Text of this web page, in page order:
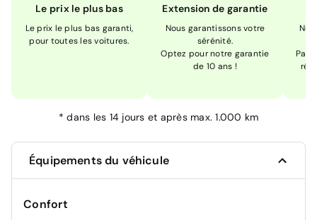
Le prix le plus bas
Le prix le plus bas garanti,
pour toutes les voitures.
Extension de garantie
Nous garantissons votre
sérénité.
Optez pour notre garantie
de 10 ans !
Pas
*dans les 14 jours et après max. 1.000 km
Équipements du véhicule
Confort